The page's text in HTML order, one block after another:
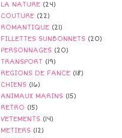
LA NATURE (24)
COUTURE (22)
ROMANTIQUE (21)
FILLETTES SUNBONNETS (20)
PERSONNAGES (20)
TRANSPORT (19)
REGIONS DE FANCE (18)
CHIENS (16)
ANIMAUX MARINS (15)
RETRO (15)
VETEMENTS (14)
METIERS (12)